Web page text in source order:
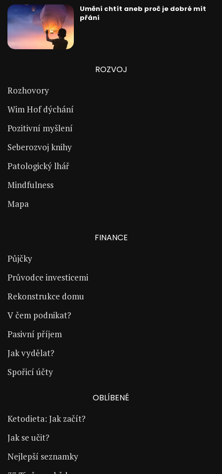
Umění chtít aneb proč je dobré mít
přání
ROZVOJ
Rozhovory
Wim Hof dýchání
Pozitivní myšlení
Seberozvoj knihy
Patologický lhář
Mindfulness
Mapa
FINANCE
Půjčky
Průvodce investicemi
Rekonstrukce domu
V čem podnikat?
Pasivní příjem
Jak vydělat?
Spořicí účty
OBLÍBENÉ
Ketodieta: Jak začít?
Jak se učit?
Nejlepší seznamky